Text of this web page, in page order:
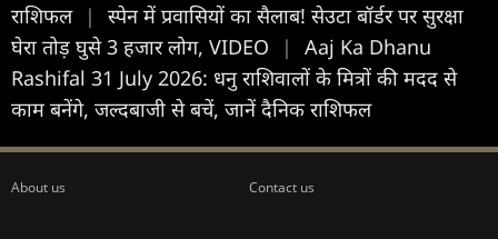
राशिफल |
स्पेन में प्रवासियों का सैलाब! सेउटा बॉर्डर पर सुरक्षा
घेरा तोड़ घुसे 3 हजार लोग, VIDEO
|
Aaj Ka Dhanu
Rashifal 31 July 2026: धनु राशिवालों के मित्रों की मदद से
काम बनेंगे, जल्दबाजी से बचें, जानें दैनिक राशिफल
About us Contact us